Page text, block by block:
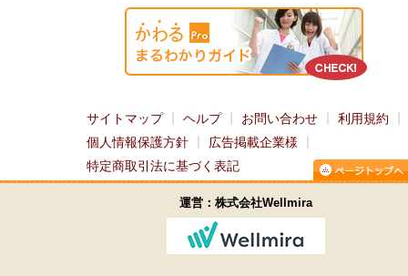
サイトマップ ヘルプ お問い合わせ
利用規約
個人情報保護方針
広告掲載企業様
特定商取引法に基づく表記
運営：株式会社Wellmira